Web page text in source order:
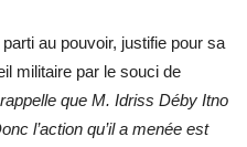
au pouvoir, justifie pour sa
militaire par le souci de
que M. Idriss Déby Itno
l’action qu’il a menée est